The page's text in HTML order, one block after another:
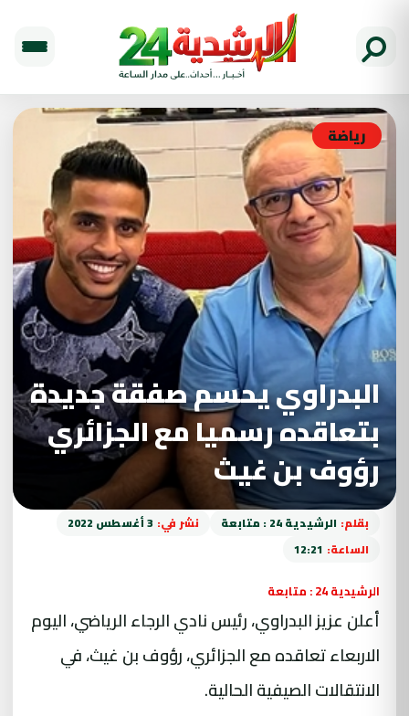
رياضة
البدراوي يحسم صفقة جديدة
بتعاقده رسميا مع الجزائري
رؤوف بن غيث
بقلم: الرشيدية 24 : متابعة نشر في: 3 أغسطس 2022
الساعة: 12:21
الرشيدية 24 : متابعة
أعلن عزيز البدراوي، رئيس نادي الرجاءالرياضي، اليوم
الاربعاء تعاقده مع الجزائري، رؤوف بن غيث، في
الانتقالات الصيفية الحالية.